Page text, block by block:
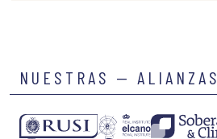
NUESTRAS — ALIANZAS